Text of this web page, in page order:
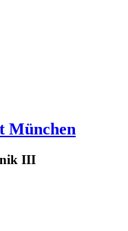
München
III